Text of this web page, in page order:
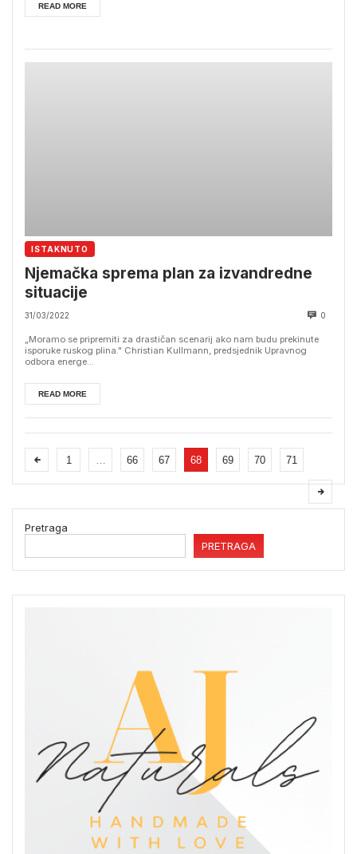
READ MORE
ISTAKNUTO
Njemačka sprema plan za izvandredne
situacije
31/03/2022 0
„Moramo se pripremiti za drastičan scenarij ako nam budu prekinute
isporuke ruskog plina." Christian Kullmann, predsjednik Upravnog
odbora energe...
READ MORE
1 … 66 67 68 69 70 71
Pretraga
PRETRAGA